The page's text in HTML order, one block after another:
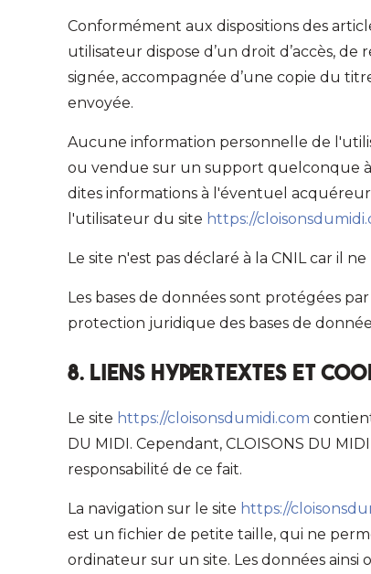
Conformément aux dispositions des
utilisateur dispose d’un droit d’accès,
signée, accompagnée d’une copie du
envoyée.
Aucune information personnelle de
ou vendue sur un support quelconque à
dites informations à l'éventuel
l'utilisateur du site https://
Le site n'est pas déclaré à la CNIL car il
Les bases de données sont protégées
protection juridique des bases de
8. Liens hypertextes et
Le site https://cloisonsdumidi.com
DU MIDI. Cependant, CLOISONS DU
responsabilité de ce fait.
La navigation sur le site https://
est un fichier de petite taille, qui ne
ordinateur sur un site. Les données